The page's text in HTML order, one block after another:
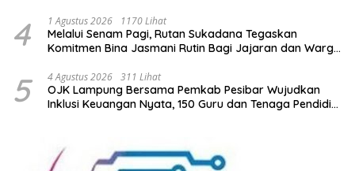
4 1 Agustus 2026 1170 Lihat
Melalui Senam Pagi, Rutan Sukadana Tegaskan
Komitmen Bina Jasmani Rutin Bagi Jajaran dan Warga
5 4 Agustus 2026 311 Lihat
OJK Lampung Bersama Pemkab Pesibar Wujudkan
Inklusi Keuangan Nyata, 150 Guru dan Tenaga Pendidik